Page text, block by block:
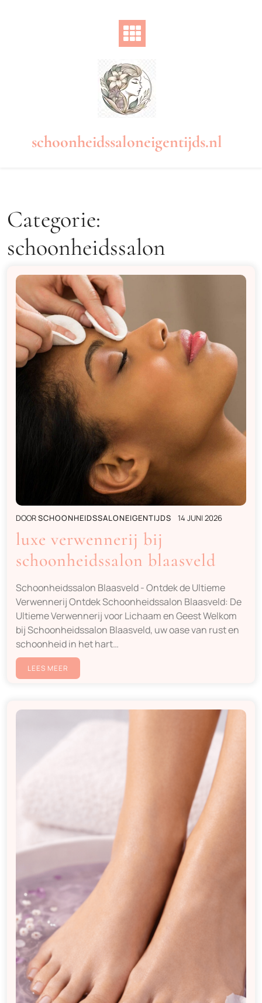
schoonheidssaloneigentijds.nl
Categorie:
schoonheidssalon
DOORSCHOONHEIDSSALONEIGENTIJDS 14 JUNI 2026
luxe verwennerij bij
schoonheidssalon blaasveld
Schoonheidssalon Blaasveld - Ontdek de Ultieme
Verwennerij Ontdek Schoonheidssalon Blaasveld: De
Ultieme Verwennerij voor Lichaam en Geest Welkom
bij Schoonheidssalon Blaasveld, uw oase van rust en
schoonheid in het hart…
LEES MEER